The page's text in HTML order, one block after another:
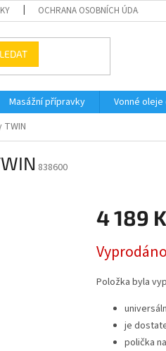
OCHRANA OSOBNÍCH ÚDAJŮ
Masážní přípravky Vonné
TWIN
838600
4 189
cena:
Vyprodáno
Položka byla
je
polička